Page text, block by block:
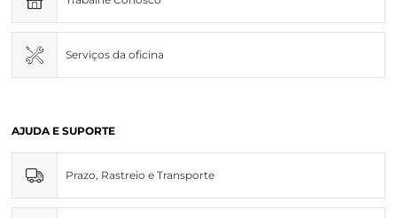
Serviços da oficina
AJUDA E SUPORTE
Prazo, Rastreio e Transporte